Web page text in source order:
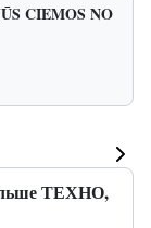
CIEMOS NO
ТЕХНО,